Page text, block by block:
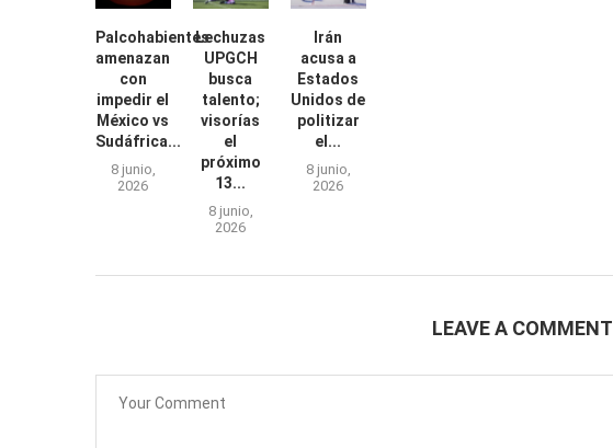
Palcohabientes
amenazan
con
impedir el
México vs
Sudáfrica...
8 junio,
2026
Lechuzas
UPGCH
busca
talento;
visorías
el
próximo
13...
8 junio,
2026
Irán
acusa a
Estados
Unidos de
politizar
el...
8 junio,
2026
LEAVE A COMMENT